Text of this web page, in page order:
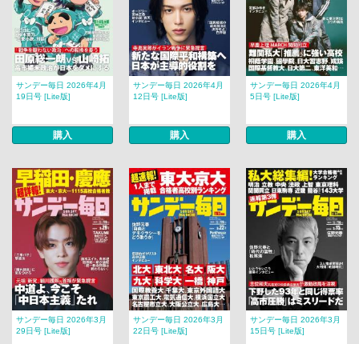
サンデー毎日 2026年4月
19日号 [Lite版]
購入
サンデー毎日 2026年4月
12日号 [Lite版]
購入
サンデー毎日 2026年4月
5日号 [Lite版]
購入
サンデー毎日 2026年3月
29日号 [Lite版]
サンデー毎日 2026年3月
22日号 [Lite版]
サンデー毎日 2026年3月
15日号 [Lite版]